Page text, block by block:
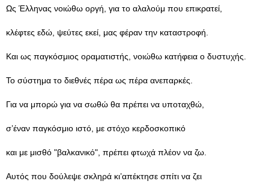
Ως Έλληνας νοιώθω οργή, για το αλαλούμ που επικρατεί,
κλέφτες εδώ, ψεύτες εκεί, μας φέραν την καταστροφή.
Και ως παγκόσμιος οραματιστής, νοιώθω κατήφεια ο δυστυχής.
Το σύστημα το διεθνές πέρα ως πέρα ανεπαρκές.
Για να μπορώ για να σωθώ θα πρέπει να υποταχθώ,
σ’έναν παγκόσμιο ιστό, με στόχο κερδοσκοπικό
και με μισθό "βαλκανικό", πρέπει φτωχά πλέον να ζω.
Αυτός που δούλεψε σκληρά κι’απέκτησε σπίτι να ζει